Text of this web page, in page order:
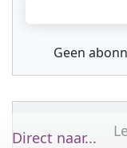
Geen
Direct naar...